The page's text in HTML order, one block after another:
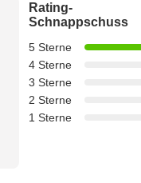
Rating-
Schnappschuss
5 Sterne
4 Sterne
3 Sterne
2 Sterne
1 Sterne